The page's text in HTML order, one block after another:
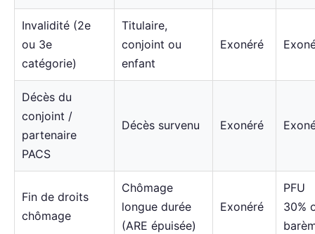
Invalidité (2e
ou 3e
catégorie)
Titulaire,
conjoint ou
enfant
Exonéré
Décès du
conjoint /
partenaire
PACS
Décès survenu Exonéré
Fin de droits
chômage
Chômage
longue durée
(ARE épuisée)
Exonéré
PFU
30%